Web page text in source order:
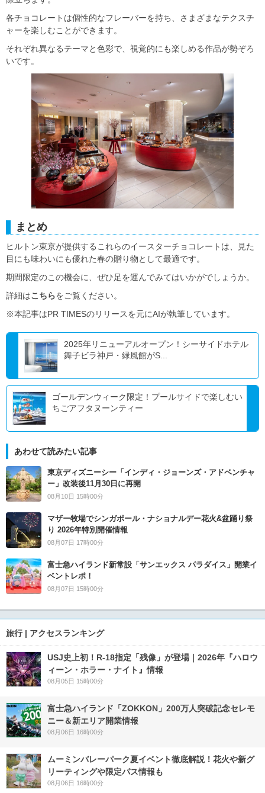
各チョコレートは個性的なフレーバーを持ち、さまざまなテクスチ
ャーを楽しむことができます。
それぞれ異なるテーマと色彩で、視覚的にも楽しめる作品が勢ぞろ
いです。
まとめ
ヒルトン東京が提供するこれらのイースターチョコレートは、見た
目にも味わいにも優れた春の贈り物として最適です。
期間限定のこの機会に、ぜひ足を運んでみてはいかがでしょうか。
詳細はこちらをご覧ください。
※本記事はPR TIMESのリリースを元にAIが執筆しています。
2025年リニューアルオープン！シーサイドホテル
舞子ビラ神戸・緑風館がS...
ゴールデンウィーク限定！プールサイドで楽しむい
ちごアフタヌーンティー
あわせて読みたい記事
東京ディズニーシー「インディ・ジョーンズ・アドベンチャ
ー」改装後11月30日に再開
08月10日 15時00分
マザー牧場でシンガポール・ナショナルデー花火&盆踊り祭
り 2026年特別開催情報
08月07日 17時00分
富士急ハイランド新常設「サンエックス パラダイス」開業イ
ベントレポ！
08月07日 15時00分
旅行 | アクセスランキング
USJ史上初！R-18指定「残像」が登場｜2026年『ハロウ
ィーン・ホラー・ナイト』情報
08月05日 15時00分
富士急ハイランド「ZOKKON」200万人突破記念セレモ
ニー＆新エリア開業情報
08月06日 16時00分
ムーミンバレーパーク夏イベント徹底解説！花火や新グ
リーティングや限定パス情報も
08月06日 16時00分